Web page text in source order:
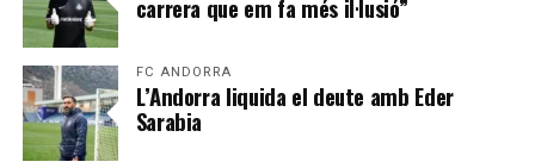
carrera que em fa més il·lusió”
FC ANDORRA
L’Andorra liquida el deute amb Eder
Sarabia